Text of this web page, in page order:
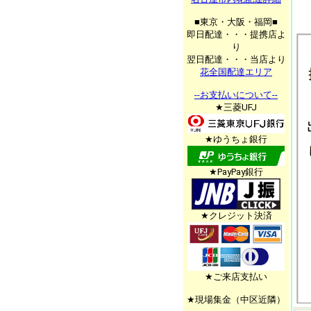
■東京・大阪・福岡■
即日配達・・・提携店よ
り
翌日配達・・・当店より
花全国配達エリア
--お支払いについて--
★三菱UFJ
★ゆうちょ銀行
★PayPay銀行
★クレジット決済
★ご来店支払い
★現場集金（中区近隣）